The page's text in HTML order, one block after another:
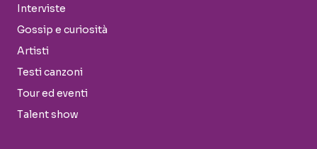
Interviste
Gossip e curiosità
Artisti
Testi canzoni
Tour ed eventi
Talent show